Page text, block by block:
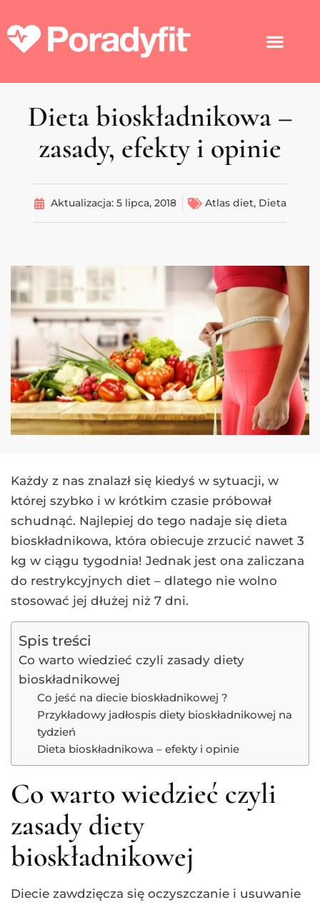
Dieta bioskładnikowa –
zasady, efekty i opinie
Aktualizacja: 5 lipca, 2018 Atlas diet, Dieta
Każdy z nas znalazł się kiedyś w sytuacji, w
której szybko i w krótkim czasie próbował
schudnąć. Najlepiej do tego nadaje się dieta
bioskładnikowa, która obiecuje zrzucić nawet 3
kg w ciągu tygodnia! Jednak jest ona zaliczana
do restrykcyjnych diet – dlatego nie wolno
stosować jej dłużej niż 7 dni.
Spis treści
Co warto wiedzieć czyli zasady diety
bioskładnikowej
Co jeść na diecie bioskładnikowej ?
Przykładowy jadłospis diety bioskładnikowej na
tydzień
Dieta bioskładnikowa – efekty i opinie
Co warto wiedzieć czyli
zasady diety
bioskładnikowej
Diecie zawdzięcza się oczyszczanie i usuwanie